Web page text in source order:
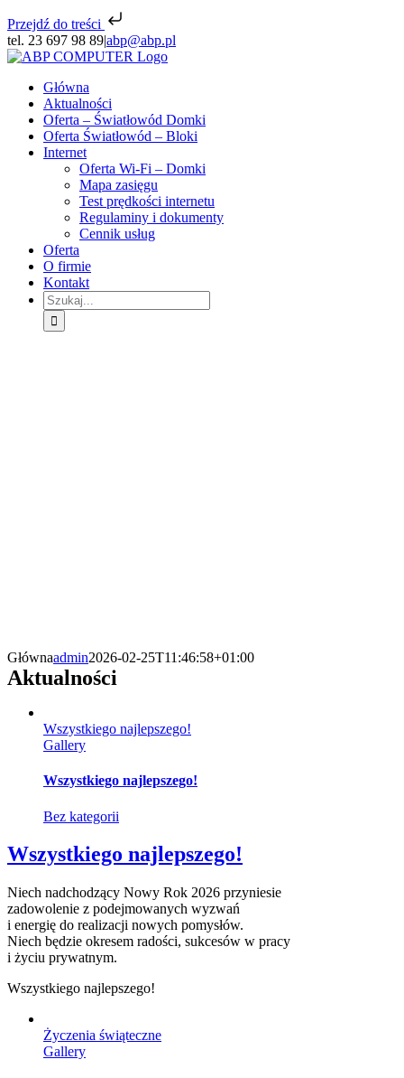
Przejdź do treści
Skip
to
tel. 23 697 98 89|abp@abp.pl
Facebook
Email
Główna
Aktualności
Oferta – Światłowód Domki
Oferta Światłowód – Bloki
Internet
Oferta Wi-Fi – Domki
Mapa zasięgu
Test prędkości internetu
Regulaminy i dokumenty
Cennik usług
Oferta
O firmie
Kontakt
Szukaj
Głównaadmin2026-02-25T11:46:58+01:00
Aktualności
Wszystkiego najlepszego!
Gallery
Wszystkiego najlepszego!
Bez kategorii
Wszystkiego najlepszego!
Niech nadchodzący Nowy Rok 2026 przyniesie
zadowolenie z podejmowanych wyzwań
i energię do realizacji nowych pomysłów.
Niech będzie okresem radości, sukcesów w pracy
i życiu prywatnym.
Wszystkiego najlepszego!
Życzenia świąteczne
Gallery